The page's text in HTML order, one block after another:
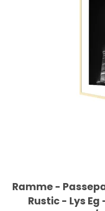
Ramme -
Rustic - Lys